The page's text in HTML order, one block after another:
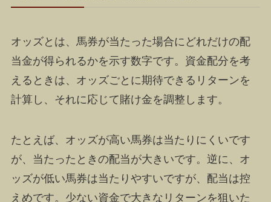
オッズとは、馬券が当たった場合にどれだけの配
当金が得られるかを示す数字です。資金配分を考
えるときは、オッズごとに期待できるリターンを
計算し、それに応じて賭け金を調整します。
たとえば、オッズが高い馬券は当たりにくいです
が、当たったときの配当が大きいです。逆に、オ
ッズが低い馬券は当たりやすいですが、配当は控
えめです。少ない資金で大きなリターンを狙いた